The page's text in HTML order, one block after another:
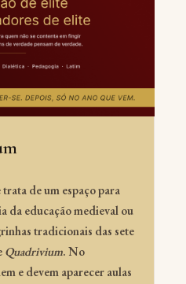
de um espaço para
da educação medieval ou
tradicionais das sete
Quadrivium. No
e devem aparecer aulas